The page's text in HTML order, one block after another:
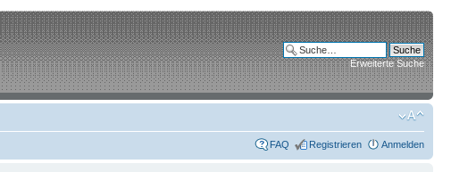
Erweiterte Suche
FAQ Registrieren Anmelden